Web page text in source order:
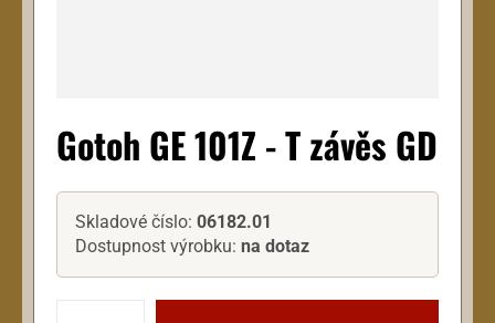
Gotoh GE 101Z - T závěs GD
Skladové číslo: 06182.01
Dostupnost výrobku: na dotaz